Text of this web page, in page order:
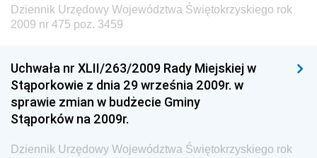
Dziennik Urzędowy Ministra Energii
Dziennik Urzędowy Ministra Sprawiedliwości
Dziennik Urzędowy Ministra Rozwoju i Finansów
Dziennik Urzędowy Wyższego Urzędu Górniczego
Dziennik Urzędowy Prezesa Urzędu Transportu
Dziennik Urzędowy Województwa Świętokrzyskiego rok
2009 nr 475 poz. 3459
Uchwała nr XLII/263/2009 Rady Miejskiej w
Stąporkowie z dnia 29 września 2009r. w
sprawie zmian w budżecie Gminy
Stąporków na 2009r.
Dziennik Urzędowy Województwa Świętokrzyskiego rok